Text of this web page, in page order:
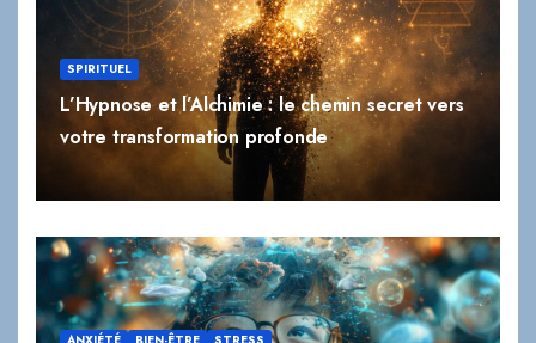
SPIRITUEL
L’Hypnose et l’Alchimie : le chemin secret vers
votre transformation profonde